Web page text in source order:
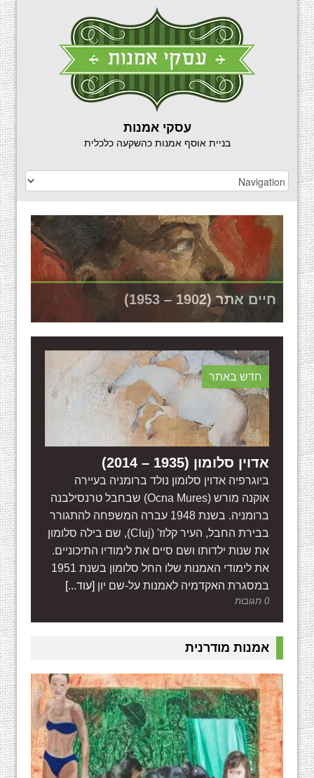
עסקי אמנות
בניית אוסף אמנות כהשקעה כלכלית
חיים אתר (1902 – 1953)
רפי פרץ (1965)
איקה (אריאל) בראון (1937 – 1964)
משה קופפרמן (1926 – 2003)
נפתלי בזם (1924 – 2018)
חדש באתר
אדוין סלומון (1935 – 2014)
ביוגרפיה אדוין סלומון נולד ברומניה בעיירה
אוקנה מורש (Ocna Mures) שבחבל טרנסילבנה
ברומניה. בשנת 1948 עברה המשפחה להתגורר
בבירת החבל, העיר קלוז' (Cluj), שם בילה סלומון
את שנות ילדותו ושם סיים את לימודיו התיכוניים.
את לימודי האמנות שלו החל סלומון בשנת 1951
במסגרת האקדמיה לאמנות על-שם יון [עוד...]
0 תגובות
אמנות מודרנית